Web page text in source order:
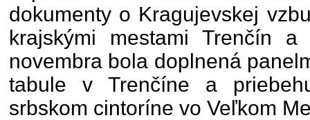
dokumenty o Kragujevskej
krajskými mestami Trenčín
novembra bola doplnená
tabule v Trenčíne a
srbskom cintoríne vo Veľkom